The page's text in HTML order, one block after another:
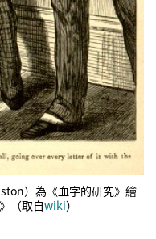
）為《血字的研究》繪
（取自wiki）